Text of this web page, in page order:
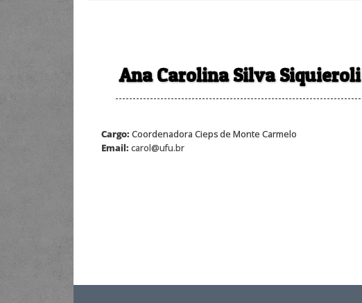
Ana Carolina Silva Siquieroli
Cargo: Coordenadora Cieps de Monte Carmelo
Email: carol@ufu.br